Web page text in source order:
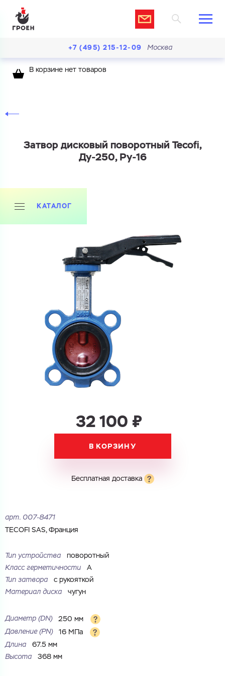
Купить как физ. лицо
Купить как юр. лицо
Имя
Cоглашаюсь на обработку
ОТПРАВИТЬ
Ваш запрос
Перечислите товары, которые вас интересуют
и укажите какую информацию вы хотите по ним
получить. Мы свяжемся с вами в ближайшее время.
Запросить КП
Запросить Счёт
Имя
Файл с реквизитами огранизации (любой формат, макс. 20
Cоглашаюсь на обработку
+7 (495) 215-12-09 Москва
В корзине нет товаров
Затвор дисковый поворотный Tecofi,
Ду-250, Ру-16
КАТАЛОГ
32 100 ₽
В КОРЗИНУ
Бесплатная доставка
арт. 007-8471
TECOFI SAS, Франция
Тип устройства
поворотный
Класс герметичности
А
Тип затвора
с рукояткой
Материал диска
чугун
Диаметр (DN)
250 мм
Давление (PN)
16 МПа
Длина
67.5 мм
Высота
368 мм